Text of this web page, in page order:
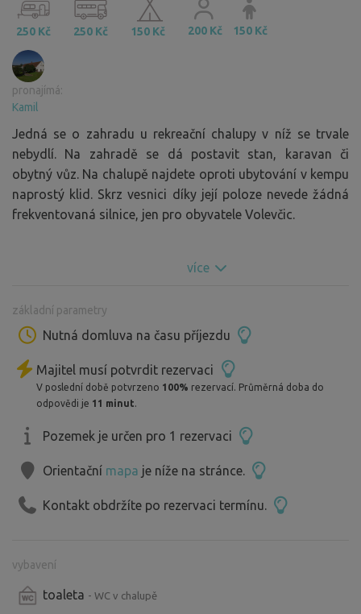
250 Kč 250 Kč 150 Kč 200 Kč 150 Kč
pronajímá:
Kamil
Jedná se o zahradu u rekreační chalupy v níž se trvale
nebydlí. Na zahradě se dá postavit stan, karavan či
obytný vůz. Na chalupě najdete oproti ubytování v kempu
naprostý klid. Skrz vesnici díky její poloze nevede žádná
frekventovaná silnice, jen pro obyvatele Volevčic.
více
základní parametry
Nutná domluva na času příjezdu
Majitel musí potvrdit rezervaci
V poslední době potvrzeno 100% rezervací. Průměrná doba do
odpovědi je 11 minut.
Pozemek je určen pro 1 rezervaci
Orientační mapa je níže na stránce.
Kontakt obdržíte po rezervaci termínu.
vybavení
toaleta - WC v chalupě